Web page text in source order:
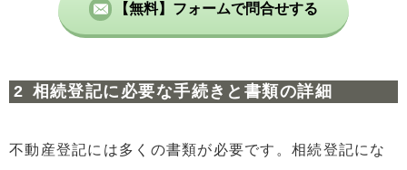
【無料】フォームで問合せする
相続登記に必要な手続きと書類の詳細
不動産登記には多くの書類が必要です。相続登記にな